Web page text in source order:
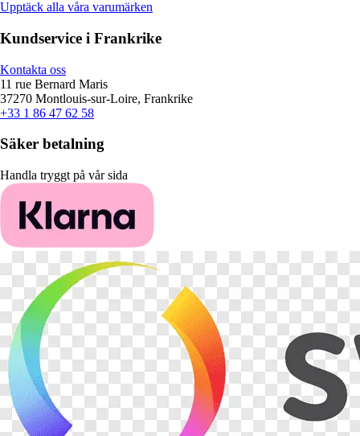
Upptäck alla våra varumärken
Kundservice i Frankrike
Kontakta oss
11 rue Bernard Maris
37270 Montlouis-sur-Loire, Frankrike
+33 1 86 47 62 58
Säker betalning
Handla tryggt på vår sida